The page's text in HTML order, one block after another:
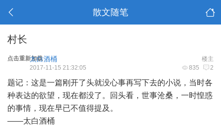
散文随笔
村长
点击重新加载 楼主
太白酒桶
835 2
2017-11-15 21:32:05
题记：这是一篇刚开了头就没心事再写下去的小说，当时各
种表达的欲望，现在都没了。回头看，世事沧桑，一时惶惑
的事情，现在早已不值得提及。
——太白酒桶